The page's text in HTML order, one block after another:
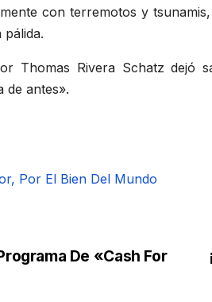
con terremotos y
Thomas Rivera Schatz
de antes».
Por El Bien Del Mundo
De «Cash For